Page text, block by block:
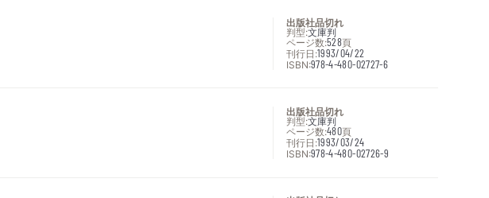
出版社品切れ
判型:文庫判
ページ数:528頁
刊行日:1993/04/22
ISBN:978-4-480-02727-6
出版社品切れ
判型:文庫判
ページ数:480頁
刊行日:1993/03/24
ISBN:978-4-480-02726-9